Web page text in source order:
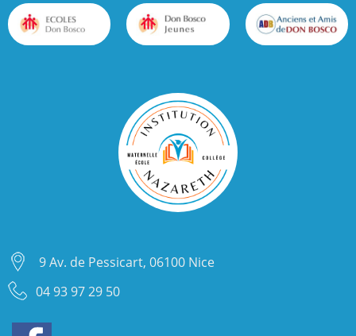
9 Av. de Pessicart, 06100 Nice
04 93 97 29 50